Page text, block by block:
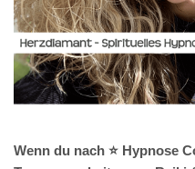
Wenn du nach ⭐ Hypnose